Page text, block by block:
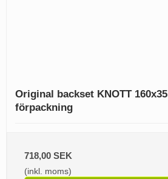
Original backset KNOTT
förpackning
718,00 SEK
(inkl. moms)